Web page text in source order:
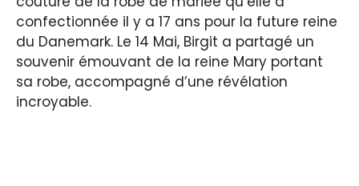
confectionnée il y a 17 ans pour la future reine
du Danemark. Le 14 Mai, Birgit a partagé un
souvenir émouvant de la reine Mary portant
sa robe, accompagné d’une révélation
incroyable.